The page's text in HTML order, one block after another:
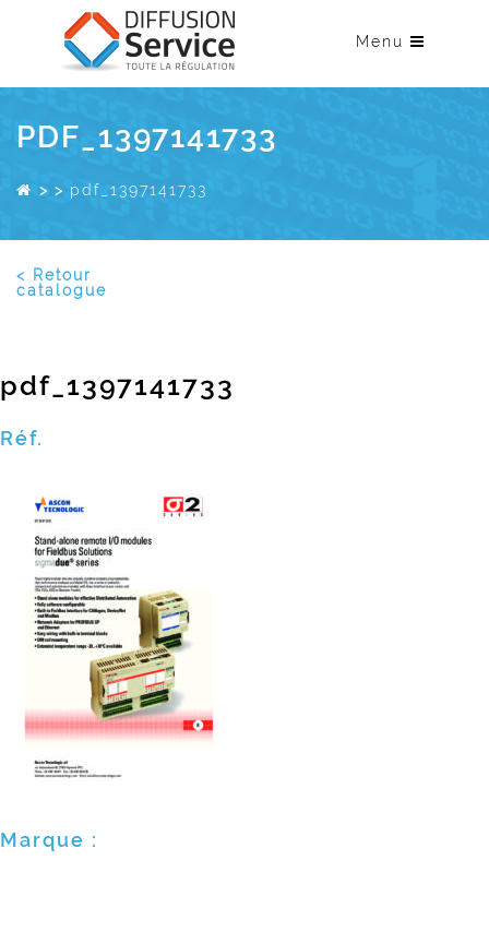
Menu
PDF_1397141733
> > pdf_1397141733
< Retour
catalogue
pdf_1397141733
Réf.
Marque :